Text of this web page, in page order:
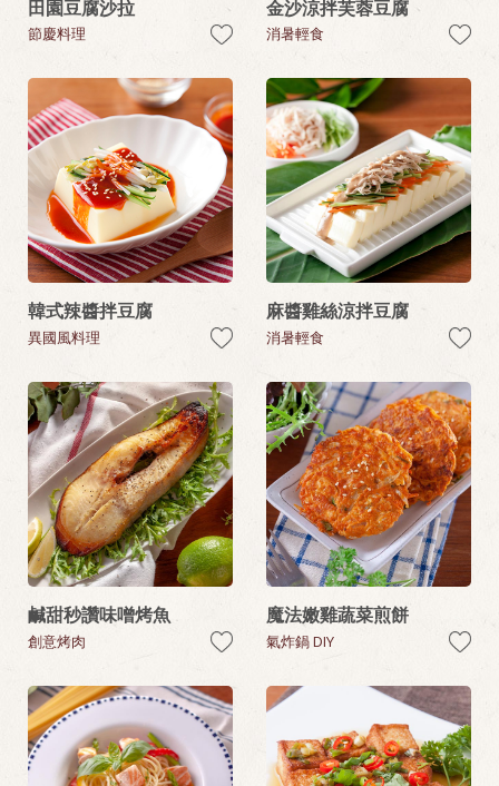
田園豆腐沙拉
節慶料理
金沙涼拌芙蓉豆腐
消暑輕食
韓式辣醬拌豆腐
異國風料理
麻醬雞絲涼拌豆腐
消暑輕食
鹹甜秒讚味噌烤魚
創意烤肉
魔法嫩雞蔬菜煎餅
氣炸鍋 DIY